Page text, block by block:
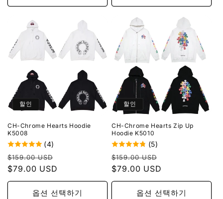
할인
CH-Chrome Hearts Hoodie
K5008
(4)
정
가
$159.00 USD
가
$79.00 USD
옵션 선택하기
할인
CH-Chrome Hearts Zip Up
Hoodie K5010
(5)
정
가
$159.00 USD
가
$79.00 USD
옵션 선택하기